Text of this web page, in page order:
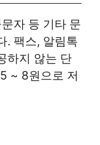
자 등 기타 문
. 팩스, 알림톡
하지 않는 단
~ 8원으로 저